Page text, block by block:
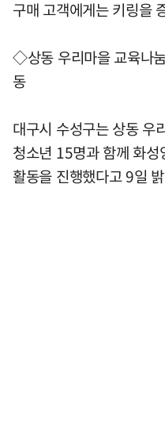
구매 고객에게는 키링을
◇상동 우리마을 교육나
동
대구시 수성구는 상동 우
청소년 15명과 함께 화
활동을 진행했다고 9일